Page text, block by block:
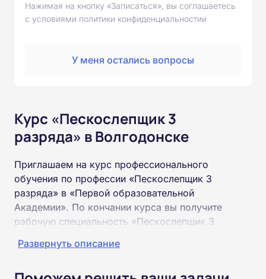
Нажимая на кнопку «Записаться», вы соглашаетесь
с условиями политики конфиденциальностии
У меня остались вопросы
Курс «Пескослепщик 3
разряда» в Волгодонске
Приглашаем на курс профессионального
обучения по профессии «Пескослепщик 3
разряда» в «Первой образовательной
Академии». По кончании курса вы получите
рабочую специальность «Пескослепщик 3
Развернуть описание